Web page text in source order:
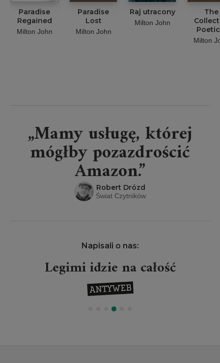
Paradise
Regained
Milton John
Paradise
Lost
Milton John
Raj utracony
Milton John
The
Works
Milton
„Mamy usługę, której
mógłby pozazdrościć
Amazon.”
Robert Drózd
Świat Czytników
Napisali o nas:
Legimi idzie na całość